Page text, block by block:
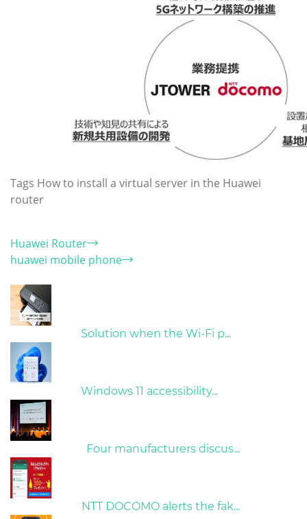
Tags How to install a virtual server in the Huawei
router
Huawei Router
huawei mobile phone
Solution when the Wi-Fi p...
Windows 11 accessibility...
Four manufacturers discus...
NTT DOCOMO alerts the fak...